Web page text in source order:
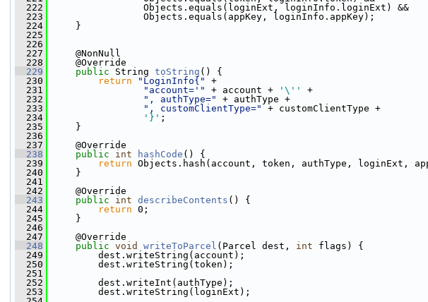
  222
Objects.equals(loginExt, loginInfo.loginExt) &&
  223
Objects.equals(appKey, loginInfo.appKey);
  224
}
  225
  226
  227
@NonNull
  228
@Override
  229
public String toString () {
  230
return "LoginInfo{"
+
  231
"account='" + account + '\''
+
  232
", authType="
+ authType +
  233
", customClientType="
+ customClientType +
  234
'}' ;
  235
}
  236
  237
@Override
  238
public int hashCode () {
  239
return Objects.hash(account, token, authType, loginExt,
  240
}
  241
  242
@Override
  243
public int describeContents () {
  244
return 0;
  245
}
  246
  247
@Override
  248
public void writeToParcel (Parcel dest, int flags) {
  249
dest.writeString(account);
  250
dest.writeString(token);
  251
  252
dest.writeInt(authType);
  253
dest.writeString(loginExt);